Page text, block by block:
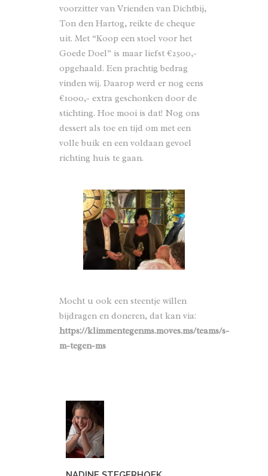
voorzitter van Vrienden van Dichtbij,
Ton den Hartog, reikte de cheque
uit. Met “Koop een stoel voor het
Goede Doel” is maar liefst €2500,-
opgehaald. Een prachtig bedrag
vinden wij. Daarop werd er nog eens
€1000,- extra geschonken door de
stichting. Hoe mooi is dat! Nog ons
dessert als toe en tijd om met een
volle buik en een voldaan gevoel
richting huis te gaan.
Mocht u ook een steentje willen
bijdragen en doneren, dat kan via:
https://klimmentegenms.moves.ms/teams/s-
m-tegen-ms